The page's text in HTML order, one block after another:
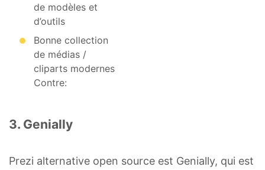
de modèles et
d’outils
Bonne collection
de médias /
cliparts modernes
Contre:
3. Genially
Prezi alternative open source est Genially, qui est